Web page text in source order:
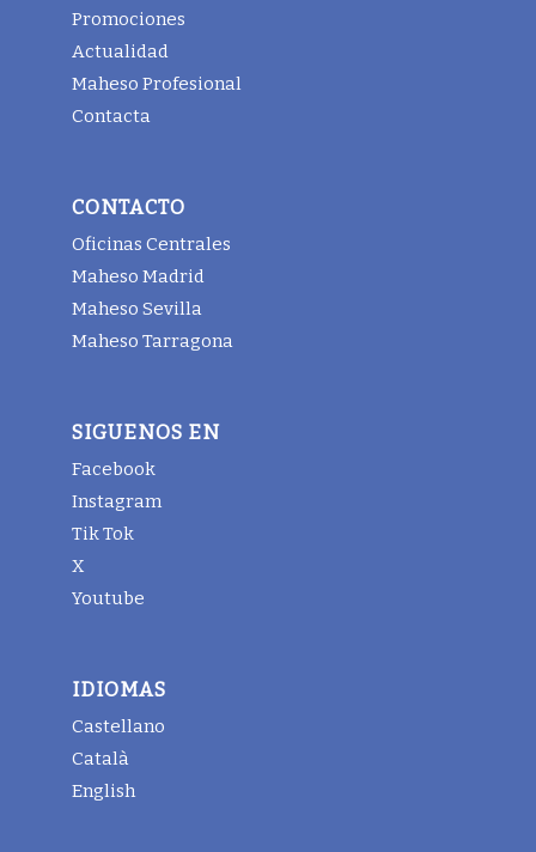
Promociones
Actualidad
Maheso Profesional
Contacta
CONTACTO
Oficinas Centrales
Maheso Madrid
Maheso Sevilla
Maheso Tarragona
SIGUENOS EN
Facebook
Instagram
Tik Tok
X
Youtube
IDIOMAS
Castellano
Català
English